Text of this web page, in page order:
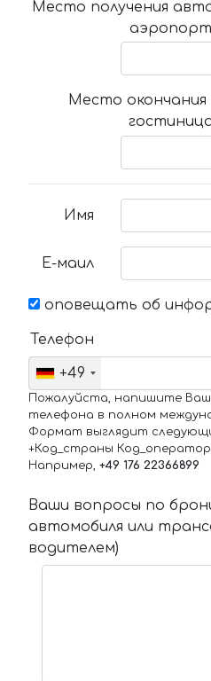
Место получения
Место окончания
Имя
Е-маил
оповещать об
Телефон
+49
Пожалуйста, напишите
телефона в полном
Формат выглядит
+Код_страны
Например, +49 176 22366899
Ваши вопросы по
автомобиля или
водителем)